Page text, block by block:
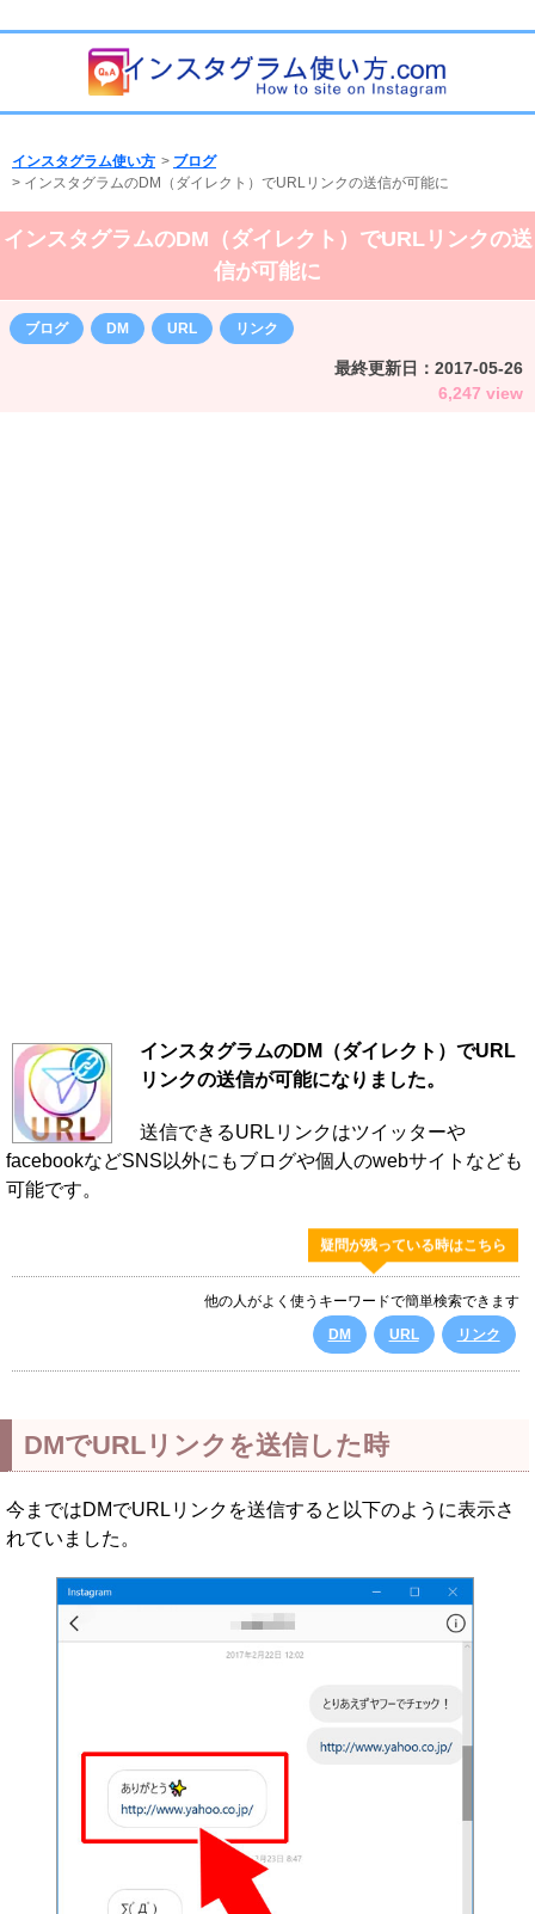
インスタグラム使い方 > ブログ
> インスタグラムのDM（ダイレクト）でURLリンクの送信が可能に
インスタグラムのDM（ダイレクト）でURLリンクの送
信が可能に
ブログ DM URL リンク
最終更新日： 2017-05-26
6,247 view
インスタグラムのDM（ダイレクト）でURL
リンクの送信が可能になりました。
送信できるURLリンクはツイッターや
facebookなどSNS以外にもブログや個人のwebサイトなども
可能です。
疑問が残っている時はこちら
他の人がよく使うキーワードで簡単検索できます
DM
URL リンク
DMでURLリンクを送信した時
今まではDMでURLリンクを送信すると以下のように表示さ
れていました。